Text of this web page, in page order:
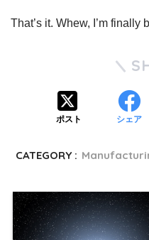
That’s it. Whew, I’m finally
ポスト シェア
CATEGORY :